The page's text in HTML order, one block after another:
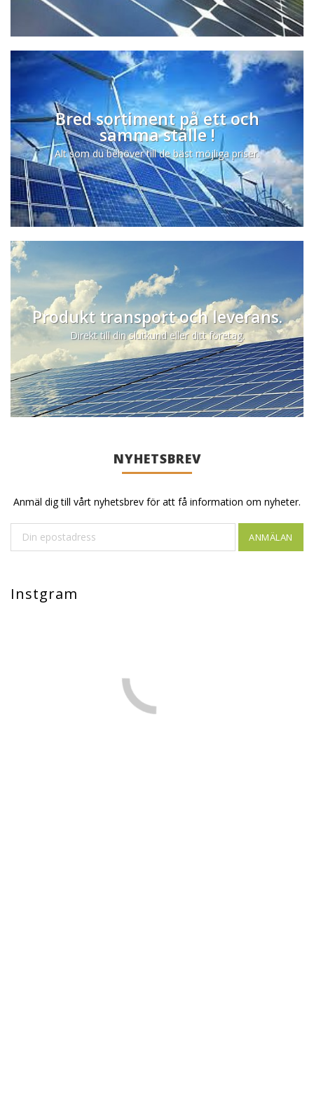
Bred sortiment på ett och
samma ställe !
Alt som du behöver till de bäst möjliga priser.
Produkt transport och leverans.
Direkt till din slutkund eller ditt företag.
NYHETSBREV
Anmäl dig till vårt nyhetsbrev för att få information om nyheter.
ANMÄLAN
Instgram